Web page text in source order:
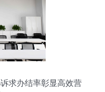
求办结率彰显高效营